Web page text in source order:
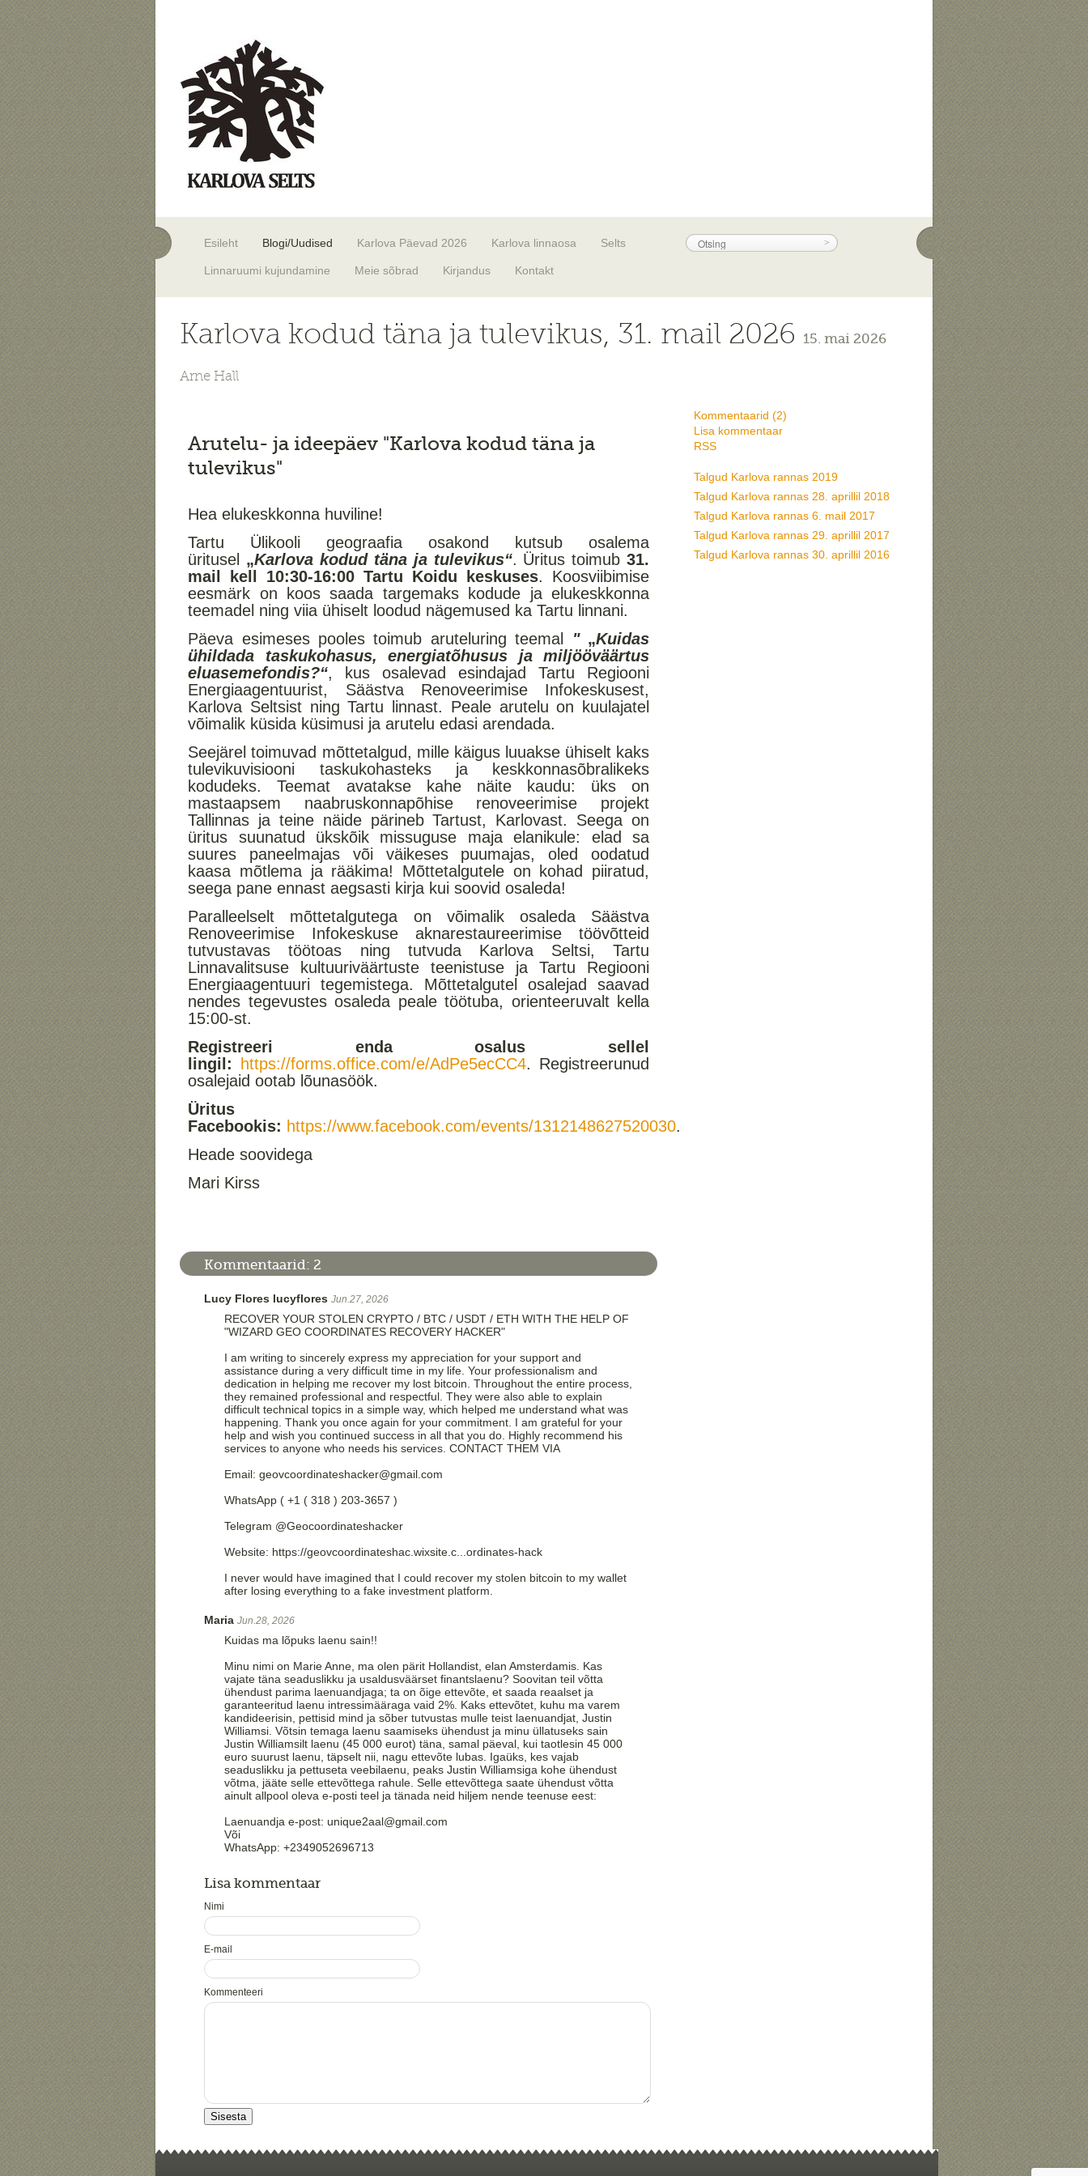
Esileht Blogi/Uudised Karlova Päevad 2026 Karlova linnaosa Selts
Linnaruumi kujundamine Meie sõbrad Kirjandus Kontakt
Karlova kodud täna ja tulevikus, 31. mail 2026 15. mai 2026
Arne Hall
Arutelu- ja ideepäev "Karlova kodud täna ja
tulevikus"
Hea elukeskkonna huviline!
Tartu Ülikooli geograafia osakond kutsub osalema
üritusel „Karlova kodud täna ja tulevikus“. Üritus toimub31.
mail kell 10:30-16:00 Tartu Koidu keskuses. Koosviibimise
eesmärk on koos saada targemaks kodude ja elukeskkonna
teemadel ning viia ühiselt loodud nägemused ka Tartu linnani.
Päeva esimeses pooles toimub aruteluring teemal
"„Kuidas
ühildada taskukohasus, energiatõhusus ja miljööväärtus
eluasemefondis?“,
kus osalevad esindajad Tartu Regiooni
Energiaagentuurist, Säästva Renoveerimise Infokeskusest,
Karlova Seltsist ning Tartu linnast. Peale arutelu on kuulajatel
võimalik küsida küsimusi ja arutelu edasi arendada.
Seejärel toimuvad mõttetalgud, mille käigus luuakse ühiselt kaks
tulevikuvisiooni taskukohasteks ja keskkonnasõbralikeks
kodudeks. Teemat avatakse kahe näite kaudu: üks on
mastaapsem naabruskonnapõhise renoveerimise projekt
Tallinnas ja teine näide pärineb Tartust, Karlovast. Seega on
üritus suunatud ükskõik missuguse maja elanikule: elad sa
suures paneelmajas või väikeses puumajas, oled oodatud
kaasa mõtlema ja rääkima! Mõttetalgutele on kohad piiratud,
seega pane ennast aegsasti kirja kui soovid osaleda!
Paralleelselt mõttetalgutega on võimalik osaleda Säästva
Renoveerimise Infokeskuse aknarestaureerimise töövõtteid
tutvustavas töötoas ning tutvuda Karlova Seltsi, Tartu
Linnavalitsuse kultuuriväärtuste teenistuse ja Tartu Regiooni
Energiaagentuuri tegemistega. Mõttetalgutel osalejad saavad
nendes tegevustes osaleda peale töötuba, orienteeruvalt kella
15:00-st.
Registreeri enda osalus sellel
lingil:
https://forms.office.com/e/AdPe5ecCC4. Registreerunud
osalejaid ootab lõunasöök.
Üritus
Facebookis: https://www.facebook.com/events/1312148627520030.
Heade soovidega
Mari Kirss
Kommentaarid: 2
Lucy Flores lucyflores Jun.27, 2026
RECOVER YOUR STOLEN CRYPTO / BTC / USDT / ETH WITH THE HELP OF
"WIZARD GEO COORDINATES RECOVERY HACKER"
I am writing to sincerely express my appreciation for your support and
assistance during a very difficult time in my life. Your professionalism and
dedication in helping me recover my lost bitcoin. Throughout the entire process,
they remained professional and respectful. They were also able to explain
difficult technical topics in a simple way, which helped me understand what was
happening. Thank you once again for your commitment. I am grateful for your
help and wish you continued success in all that you do. Highly recommend his
services to anyone who needs his services. CONTACT THEM VIA
Email: geovcoordinateshacker@gmail.com
WhatsApp ( +1 ( 318 ) 203-3657 )
Telegram @Geocoordinateshacker
Website: https://geovcoordinateshac.wixsite.c...ordinates-hack
I never would have imagined that I could recover my stolen bitcoin to my wallet
after losing everything to a fake investment platform.
Maria Jun.28, 2026
Kuidas ma lõpuks laenu sain!!
Minu nimi on Marie Anne, ma olen pärit Hollandist, elan Amsterdamis. Kas
vajate täna seaduslikku ja usaldusväärset finantslaenu? Soovitan teil võtta
ühendust parima laenuandjaga; ta on õige ettevõte, et saada reaalset ja
garanteeritud laenu intressimääraga vaid 2%. Kaks ettevõtet, kuhu ma varem
kandideerisin, pettisid mind ja sõber tutvustas mulle teist laenuandjat, Justin
Williamsi. Võtsin temaga laenu saamiseks ühendust ja minu üllatuseks sain
Justin Williamsilt laenu (45 000 eurot) täna, samal päeval, kui taotlesin 45 000
euro suurust laenu, täpselt nii, nagu ettevõte lubas. Igaüks, kes vajab
seaduslikku ja pettuseta veebilaenu, peaks Justin Williamsiga kohe ühendust
võtma, jääte selle ettevõttega rahule. Selle ettevõttega saate ühendust võtta
ainult allpool oleva e-posti teel ja tänada neid hiljem nende teenuse eest:
Laenuandja e-post: unique2aal@gmail.com
Või
WhatsApp: +2349052696713
Lisa kommentaar
Nimi
E-mail
Kommenteeri
Kommentaarid (2)
Lisa kommentaar
RSS
Talgud Karlova rannas 2019
Talgud Karlova rannas 28. aprillil 2018
Talgud Karlova rannas 6. mail 2017
Talgud Karlova rannas 29. aprillil 2017
Talgud Karlova rannas 30. aprillil 2016